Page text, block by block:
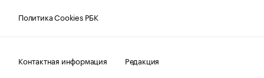
Политика Cookies РБК
Контактная информация Редакция